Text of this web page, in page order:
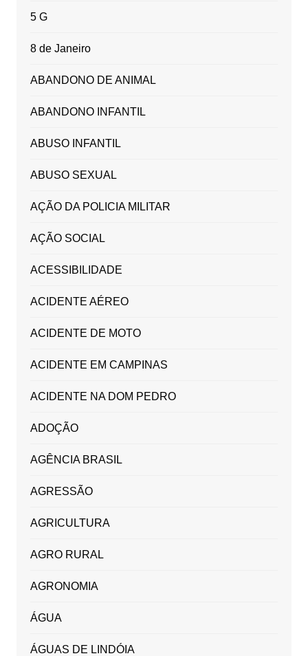
5 G
8 de Janeiro
ABANDONO DE ANIMAL
ABANDONO INFANTIL
ABUSO INFANTIL
ABUSO SEXUAL
AÇÃO DA POLICIA MILITAR
AÇÃO SOCIAL
ACESSIBILIDADE
ACIDENTE AÉREO
ACIDENTE DE MOTO
ACIDENTE EM CAMPINAS
ACIDENTE NA DOM PEDRO
ADOÇÃO
AGÊNCIA BRASIL
AGRESSÃO
AGRICULTURA
AGRO RURAL
AGRONOMIA
ÁGUA
ÁGUAS DE LINDÓIA